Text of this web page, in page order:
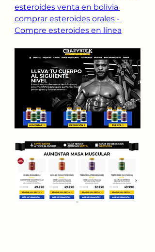
esteroides venta en bolivia
comprar esteroides orales -
Compre esteroides en línea